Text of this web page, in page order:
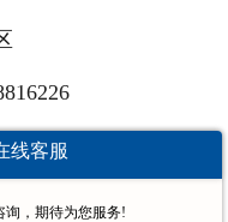
有限公司
卫材有限公司
线客服
询，期待为您服务!